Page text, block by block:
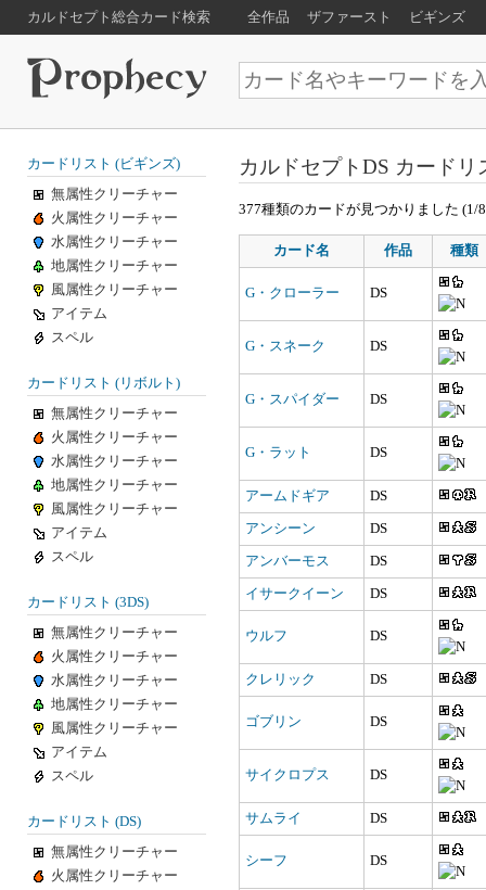
カルドセプト総合カード検索 全作品 ザファースト ビギンズ
カルドセプトDS カードリ
377種類のカードが見つかりました (1/
カード名 作品 種類
G・クローラー DS
G・スネーク DS
G・スパイダー DS
G・ラット DS
アームドギア DS
アンシーン DS
アンバーモス DS
イサークイーン DS
ウルフ DS
クレリック DS
ゴブリン DS
サイクロプス DS
サムライ DS
シーフ DS
カードリスト (ビギンズ)
無属性クリーチャー
火属性クリーチャー
水属性クリーチャー
地属性クリーチャー
風属性クリーチャー
アイテム
スペル
カードリスト (リボルト)
無属性クリーチャー
火属性クリーチャー
水属性クリーチャー
地属性クリーチャー
風属性クリーチャー
アイテム
スペル
カードリスト (3DS)
無属性クリーチャー
火属性クリーチャー
水属性クリーチャー
地属性クリーチャー
風属性クリーチャー
アイテム
スペル
カードリスト (DS)
無属性クリーチャー
火属性クリーチャー